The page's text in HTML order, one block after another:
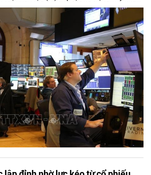
mờ những lo ngại liên quan đến căng
Trung Đông.